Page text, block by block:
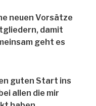
neuen Vorsätze
damit
geht es
guten Start ins
allen die mir